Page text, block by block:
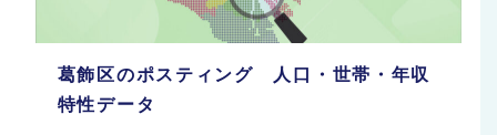
葛飾区のポスティング 人口・世帯・年収
特性データ